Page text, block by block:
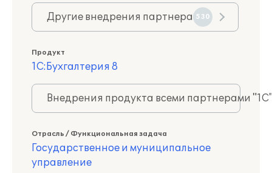
Другие внедрения партнера 530
Продукт
1С:Бухгалтерия 8
Внедрения продукта всеми партнерами
Отрасль / Функциональная задача
Государственное и муниципальное
управление